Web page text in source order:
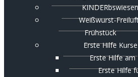
KINDERbswiesen
Weißwurst-
Frühstück
Erste Hilfe Kurse
Erste Hilfe am
Erste Hilfe